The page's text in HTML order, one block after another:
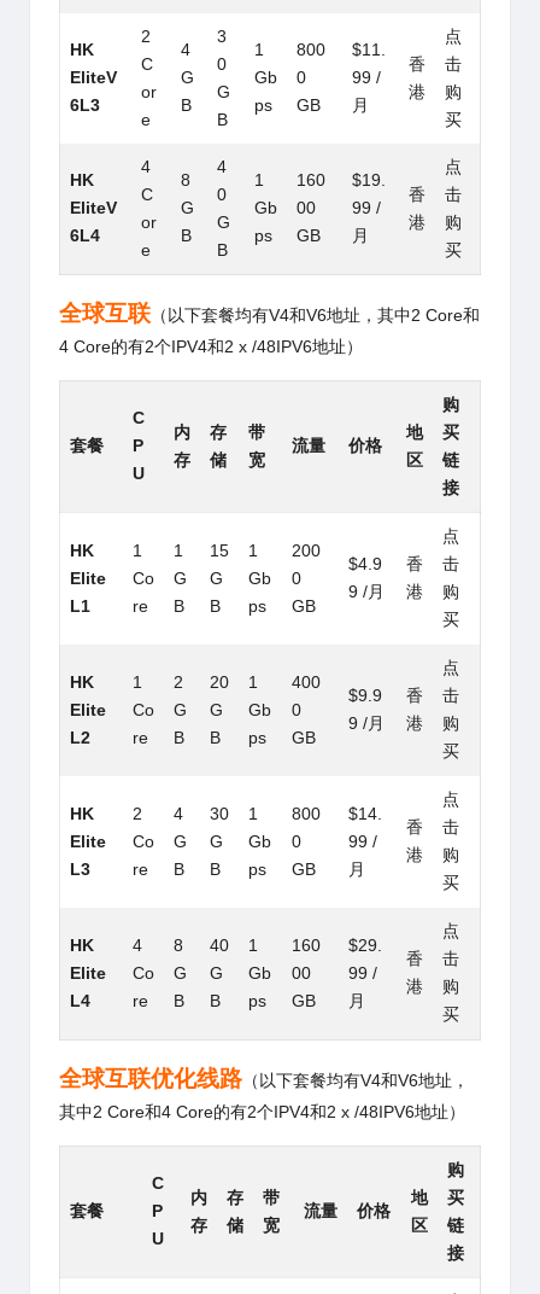
HK
EliteV
6L3
2
C
or
e
4
G
B
3
0
G
B
1
Gb
ps
800
0
GB
$11.
99 /
月
香
港
点
击
购
买
HK
EliteV
6L4
4
C
or
e
8
G
B
4
0
G
B
1
Gb
ps
160
00
GB
$19.
99 /
月
香
港
点
击
购
买
全球互联 （以下套餐均有V4和V6地址，其中2 Core和
4 Core的有2个IPV4和2 x /48IPV6地址）
套餐
C
P
U
内
存
存
储
带
宽
流量 价格
地
区
购
买
链
接
HK
Elite
L1
1
Co
re
1
G
B
15
G
B
1
Gb
ps
200
0
GB
$4.9
9 /月
香
港
点
击
购
买
HK
Elite
L2
1
Co
re
2
G
B
20
G
B
1
Gb
ps
400
0
GB
$9.9
9 /月
香
港
点
击
购
买
HK
Elite
L3
2
Co
re
4
G
B
30
G
B
1
Gb
ps
800
0
GB
$14.
99 /
月
香
港
点
击
购
买
HK
Elite
L4
4
Co
re
8
G
B
40
G
B
1
Gb
ps
160
00
GB
$29.
99 /
月
香
港
点
击
购
买
全球互联优化线路 （以下套餐均有V4和V6地址，
其中2 Core和4 Core的有2个IPV4和2 x /48IPV6地址）
套餐
C
P
U
内
存
存
储
带
宽
流量 价格
地
区
购
买
链
接